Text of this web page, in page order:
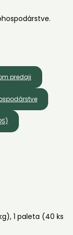
predaji
1 paleta (40 ks